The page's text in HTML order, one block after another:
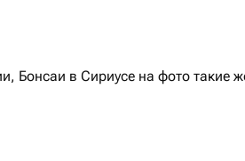
Бонсаи в Сириусе на фото такие